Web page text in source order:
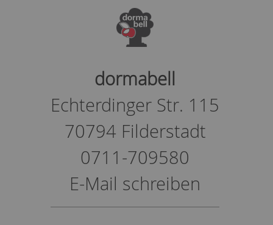
dormabell
Echterdinger Str. 115
70794 Filderstadt
0711-709580
E-Mail schreiben